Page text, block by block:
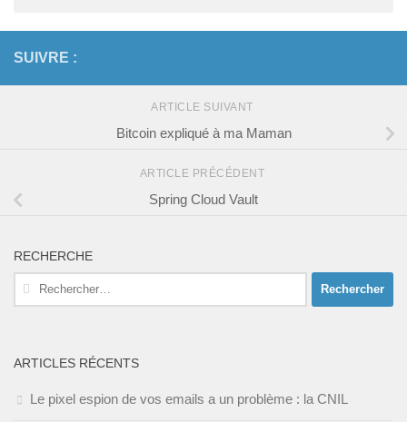
SUIVRE :
ARTICLE SUIVANT
Bitcoin expliqué à ma Maman
ARTICLE PRÉCÉDENT
Spring Cloud Vault
RECHERCHE
Rechercher :
ARTICLES RÉCENTS
Le pixel espion de vos emails a un problème : la CNIL